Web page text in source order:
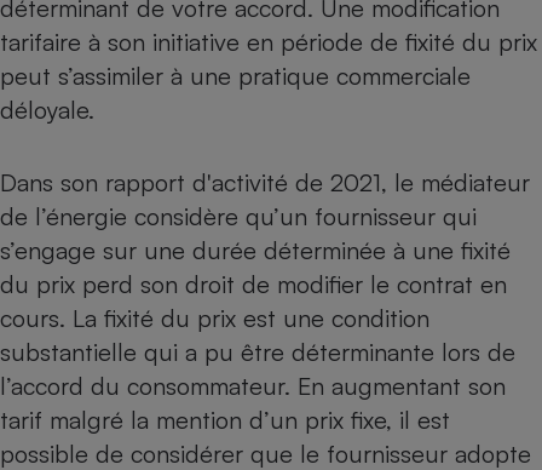
déterminant de votre accord. Une modification
tarifaire à son initiative en période de fixité du prix
peut s’assimiler à une pratique commerciale
déloyale.
Dans son rapport d'activité de 2021, le médiateur
de l’énergie considère qu’un fournisseur qui
s’engage sur une durée déterminée à une fixité
du prix perd son droit de modifier le contrat en
cours. La fixité du prix est une condition
substantielle qui a pu être déterminante lors de
l’accord du consommateur. En augmentant son
tarif malgré la mention d’un prix fixe, il est
possible de considérer que le fournisseur adopte